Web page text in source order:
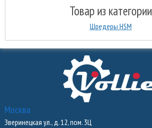
Товар из категории
Шредеры HSM
Москва
Зверинецкая ул., д. 12, пом. 3Ц